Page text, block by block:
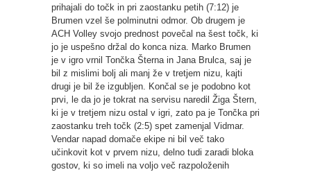
prihajali do točk in pri zaostanku petih (7:12) je
Brumen vzel še polminutni odmor. Ob drugem je
ACH Volley svojo prednost povečal na šest točk, ki
jo je uspešno držal do konca niza. Marko Brumen
je v igro vrnil Tončka Šterna in Jana Brulca, saj je
bil z mislimi bolj ali manj že v tretjem nizu, kajti
drugi je bil že izgubljen. Končal se je podobno kot
prvi, le da jo je tokrat na servisu naredil Žiga Štern,
ki je v tretjem nizu ostal v igri, zato pa je Tončka pri
zaostanku treh točk (2:5) spet zamenjal Vidmar.
Vendar napad domače ekipe ni bil več tako
učinkovit kot v prvem nizu, delno tudi zaradi bloka
gostov, ki so imeli na voljo več razpoloženih